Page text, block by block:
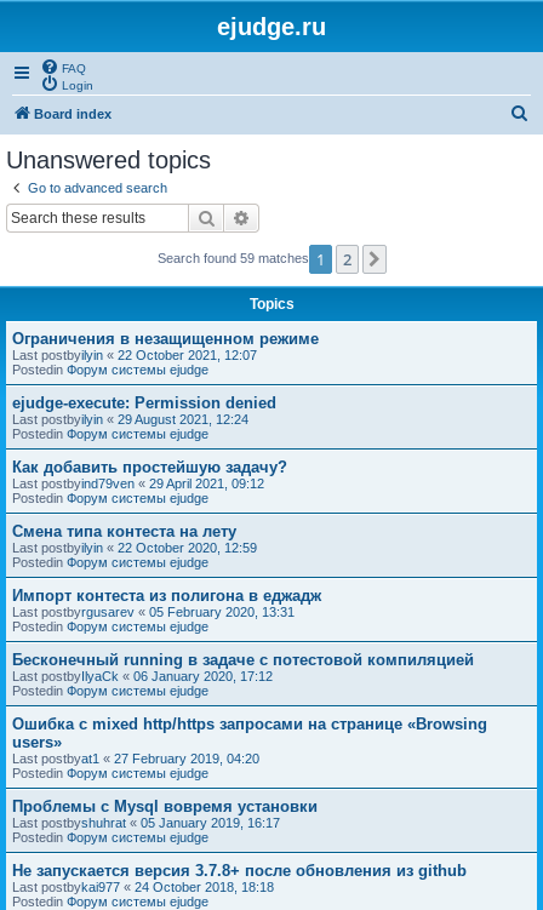
ejudge.ru
FAQ
Login
Board index
Unanswered topics
Go to advanced search
Search
Search found 59 matches 1 2
Topics
Ограничения в незащищенном режиме
Last postbyilyin « 22 October 2021, 12:07
Postedin Форум системы ejudge
ejudge-execute: Permission denied
Last postbyilyin « 29 August 2021, 12:24
Postedin Форум системы ejudge
Как добавить простейшую задачу?
Last postbyind79ven « 29 April 2021, 09:12
Postedin Форум системы ejudge
Смена типа контеста на лету
Last postbyilyin « 22 October 2020, 12:59
Postedin Форум системы ejudge
Импорт контеста из полигона в еджадж
Last postbyrgusarev « 05 February 2020, 13:31
Postedin Форум системы ejudge
Бесконечный running в задаче с потестовой компиляцией
Last postbyIlyaCk « 06 January 2020, 17:12
Postedin Форум системы ejudge
Ошибка с mixed http/https запросами на странице «Browsing
users»
Last postbyat1 « 27 February 2019, 04:20
Postedin Форум системы ejudge
Проблемы с Mysql вовремя установки
Last postbyshuhrat « 05 January 2019, 16:17
Postedin Форум системы ejudge
Не запускается версия 3.7.8+ после обновления из github
Last postbykai977 « 24 October 2018, 18:18
Postedin Форум системы ejudge